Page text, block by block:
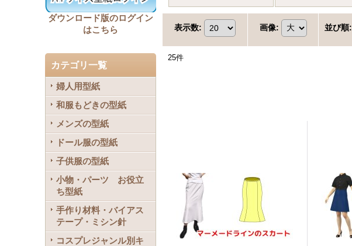
ダウンロード版のログイン
はこちら
カテゴリ一覧
婦人用型紙
和服もどきの型紙
メンズの型紙
ドール服の型紙
子供服の型紙
小物・パーツ お役立
ち型紙
手作り材料・バイアス
テープ・ミシン針
コスプレジャンル別キ
表示数: 画像: 並び順:
25件